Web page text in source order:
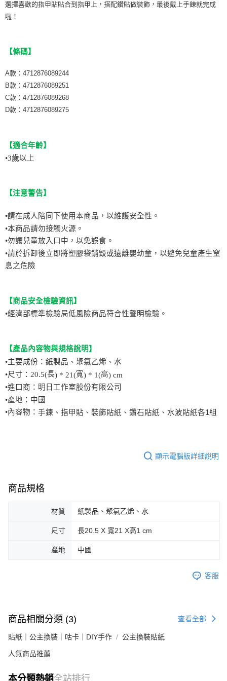
選擇喜歡的指甲貼貼合到指甲上，搭配鑽貼做裝飾，最後戴上手鍊就完成
啦！
【條碼】
A款：4712876089244
B款：4712876089251
C款：4712876089268
D款：4712876089275
【適合年齡】
•3歲以上
【注意警告】
•請在成人陪同下使用本商品，以維護安全性。
•本商品請勿接觸火源。
•勿讓兒童放入口中，以免誤食。
•請於拆卸後立即將塑膠袋銷毀或遠離嬰幼童，以避免兒童產生窒
息之危險
【商品安全檢驗資訊】
•經濟部標準檢驗局低風險商品符合性聲明檢驗。
【產品內容物與規格說明 】
•主要成份：紙製品、聚氯乙烯、水
•尺寸： 20.5(長) * 21(寬) * 1(高) cm
•進口商：明日工作室股份有限公司
•產地：中國
•內容物： 手鍊、指甲貼、裝飾貼紙、鑽石貼紙、水波貼紙各1組
顯示電腦版詳細說明
商品規格
材質 紙製品、聚氯乙烯、水
尺寸 長20.5 X 寬21 X高1 cm
產地 中國
客服
商品相關分類 (3) 查看全部
貼紙｜公主換裝｜咕卡｜DIY手作 公主換裝貼紙
人氣商品推薦
本分類熱銷全站排行